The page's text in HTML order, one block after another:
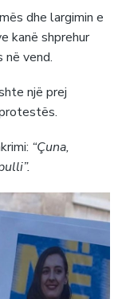
dhe largimin e
kanë shprehur
vend.
një prej
“Çuna,